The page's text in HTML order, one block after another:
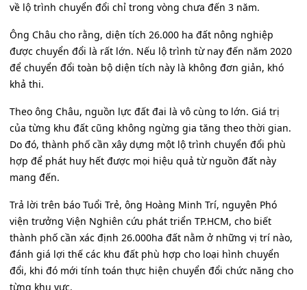
về lộ trình chuyển đổi chỉ trong vòng chưa đến 3 năm.
Ông Châu cho rằng, diện tích 26.000 ha đất nông nghiệp
được chuyển đổi là rất lớn. Nếu lộ trình từ nay đến năm 2020
để chuyển đổi toàn bộ diện tích này là không đơn giản, khó
khả thi.
Theo ông Châu, nguồn lực đất đai là vô cùng to lớn. Giá trị
của từng khu đất cũng không ngừng gia tăng theo thời gian.
Do đó, thành phố cần xây dựng một lộ trình chuyển đổi phù
hợp để phát huy hết được mọi hiệu quả từ nguồn đất này
mang đến.
Trả lời trên báo Tuổi Trẻ, ông Hoàng Minh Trí, nguyên Phó
viện trưởng Viện Nghiên cứu phát triển TP.HCM, cho biết
thành phố cần xác định 26.000ha đất nằm ở những vị trí nào,
đánh giá lợi thế các khu đất phù hợp cho loại hình chuyển
đổi, khi đó mới tính toán thực hiện chuyển đổi chức năng cho
từng khu vực.